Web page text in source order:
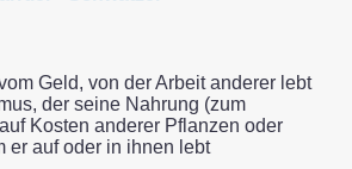
Geld, von der Arbeit anderer lebt
der seine Nahrung (zum
Kosten anderer Pflanzen oder
er auf oder in ihnen lebt